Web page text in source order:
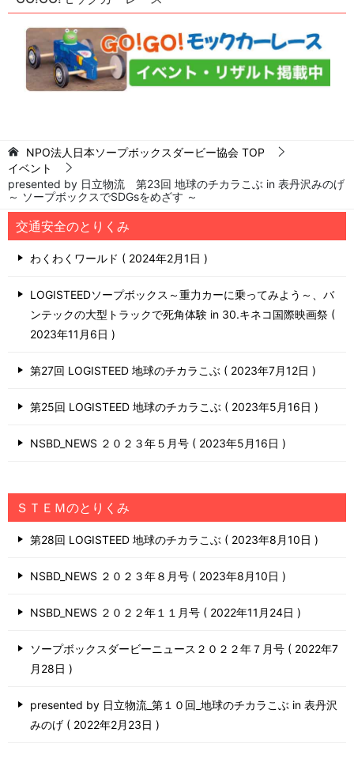
NPO法人日本ソープボックスダービー協会 TOP
イベント
presented by 日立物流 第23回 地球のチカラこぶ in 表丹沢みのげ
～ ソープボックスでSDGsをめざす ～
交通安全のとりくみ
わくわくワールド 2024年2月1日
LOGISTEEDソープボックス～重力カーに乗ってみよう～、バ
ンテックの大型トラックで死角体験 in 30.キネコ国際映画祭
2023年11月6日
第27回 LOGISTEED 地球のチカラこぶ 2023年7月12日
第25回 LOGISTEED 地球のチカラこぶ 2023年5月16日
NSBD_NEWS ２０２３年５月号 2023年5月16日
ＳＴＥＭのとりくみ
第28回 LOGISTEED 地球のチカラこぶ 2023年8月10日
NSBD_NEWS ２０２３年８月号 2023年8月10日
NSBD_NEWS ２０２２年１１月号 2022年11月24日
ソープボックスダービーニュース２０２２年７月号
2022年7
月28日
presented by 日立物流_第１０回_地球のチカラこぶ in 表丹沢
みのげ
2022年2月23日